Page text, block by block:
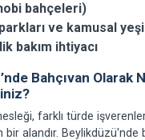
bahçeleri)
ve kamusal
bakım ihtiyacı
Bahçıvan Olarak
farklı türde
bir alandır. Beylikdüzü'nde